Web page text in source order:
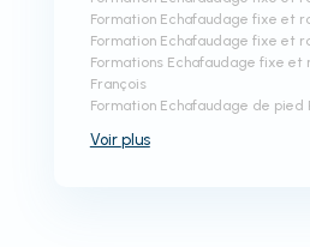
Formation Echafaudage fixe et
Formation Echafaudage fixe et
Formations Echafaudage fixe
François
Formation Echafaudage de pied
Voir plus